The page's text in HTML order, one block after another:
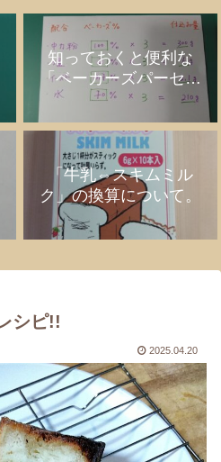
知っておくと便利な
「ベーカーズパーセン
ト」の話
「牛乳⇔スキムミル
ク」の換算について。
シピ!!
2025.04.20